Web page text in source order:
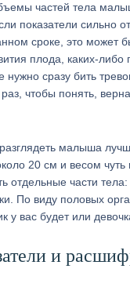
частей тела
показатели сильно
сроке, это может
плода, каких-либо
сразу бить
чтобы понять,
малыша
20 см и весом
отдельные части тела:
По виду половых
у вас будет или
и